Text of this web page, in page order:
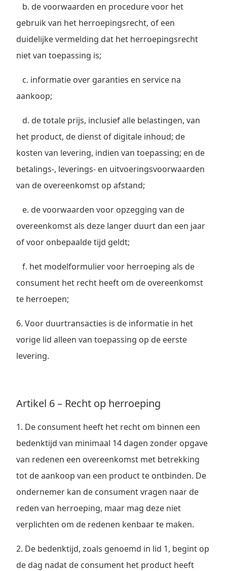
b. de voorwaarden en procedure voor het
gebruik van het herroepingsrecht, of een
duidelijke vermelding dat het herroepingsrecht
niet van toepassing is;
c. informatie over garanties en service na
aankoop;
d. de totale prijs, inclusief alle belastingen, van
het product, de dienst of digitale inhoud; de
kosten van levering, indien van toepassing; en de
betalings-, leverings- en uitvoeringsvoorwaarden
van de overeenkomst op afstand;
e. de voorwaarden voor opzegging van de
overeenkomst als deze langer duurt dan een jaar
of voor onbepaalde tijd geldt;
f. het modelformulier voor herroeping als de
consument het recht heeft om de overeenkomst
te herroepen;
6. Voor duurtransacties is de informatie in het
vorige lid alleen van toepassing op de eerste
levering.
Artikel 6 – Recht op herroeping
1. De consument heeft het recht om binnen een
bedenktijd van minimaal 14 dagen zonder opgave
van redenen een overeenkomst met betrekking
tot de aankoop van een product te ontbinden. De
ondernemer kan de consument vragen naar de
reden van herroeping, maar mag deze niet
verplichten om de redenen kenbaar te maken.
2. De bedenktijd, zoals genoemd in lid 1, begint op
de dag nadat de consument het product heeft